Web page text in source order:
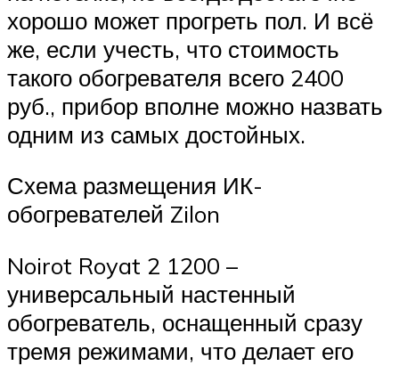
хорошо может прогреть пол. И всё
же, если учесть, что стоимость
такого обогревателя всего 2400
руб., прибор вполне можно назвать
одним из самых достойных.
Схема размещения ИК-
обогревателей Zilon
Noirot Royat 2 1200 –
универсальный настенный
обогреватель, оснащенный сразу
тремя режимами, что делает его